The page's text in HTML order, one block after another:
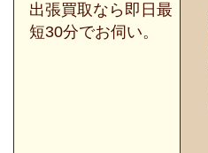
出張買取なら即日最
短30分でお伺い。